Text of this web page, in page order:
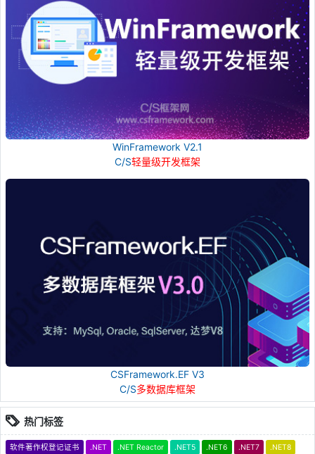
WinFramework V2.1
C/S轻量级开发框架
CSFramework.EF V3
C/S多数据库框架
热门标签
软件著作权登记证书 .NET .NET Reactor .NET5 .NET6 .NET7 .NET8